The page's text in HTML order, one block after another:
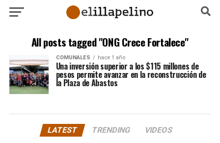
All posts tagged "ONG Crece Fortalece"
COMUNALES hace 1 año
Una inversión superior a los $115 millones de
pesos permite avanzar en la reconstrucción de
la Plaza de Abastos
LATEST TRENDING VIDEOS